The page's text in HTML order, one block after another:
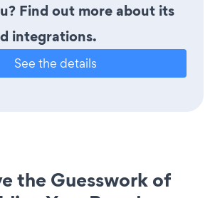
Find out more about its
integrations.
See the details
the Guesswork of